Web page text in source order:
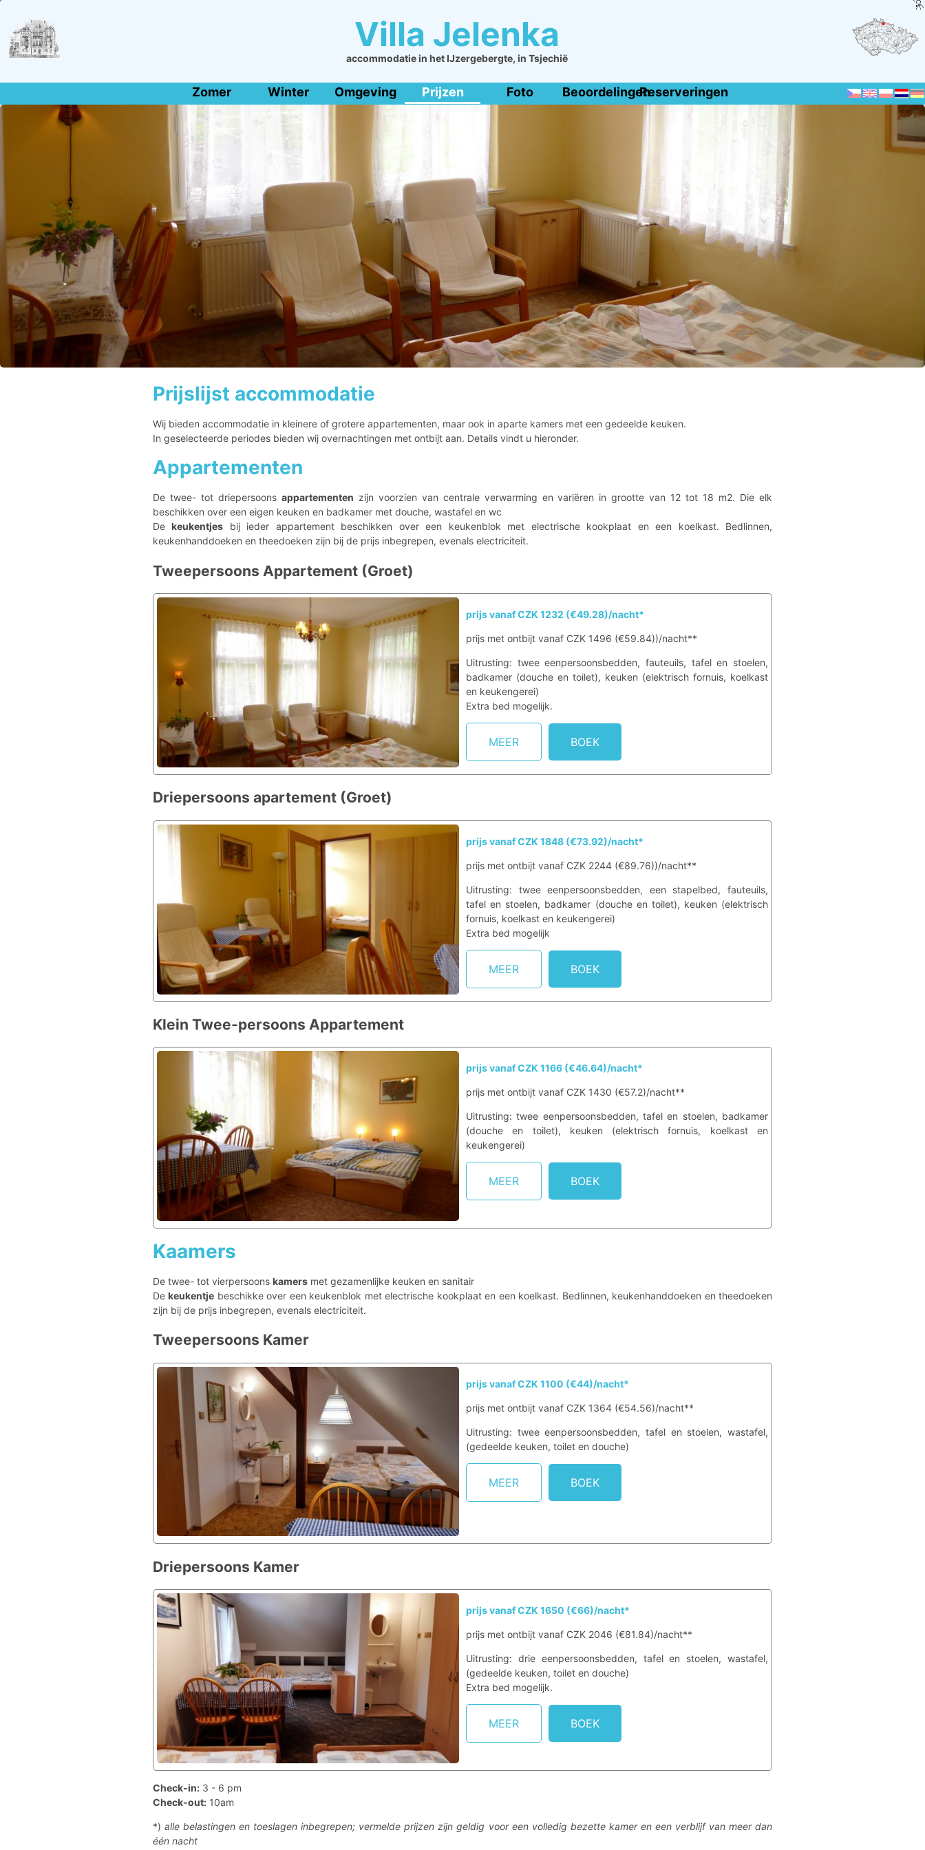
Villa Jelenka
accommodatie in het IJzergebergte, in Tsjechië
Zomer Winter Omgeving Prijzen Foto BeoordelingenReserveringen
Prijslijst accommodatie
Wij bieden accommodatie in kleinere of grotere appartementen, maar ook in aparte kamers met een gedeelde keuken.
In geselecteerde periodes bieden wij overnachtingen met ontbijt aan. Details vindt u hieronder.
Appartementen
De twee- tot driepersoons appartementen zijn voorzien van centrale verwarming en variëren in grootte van 12 tot 18 m2. Die elk
beschikken over een eigen keuken en badkamer met douche, wastafel en wc
Dekeukentjes bij ieder appartement beschikken over een keukenblok met electrische kookplaat en een koelkast. Bedlinnen,
keukenhanddoeken en theedoeken zijn bij de prijs inbegrepen, evenals electriciteit.
Tweepersoons Appartement (Groet)
prijs vanaf CZK 1232 (€49.28)/nacht*
prijs met ontbijt vanaf CZK 1496 (€59.84))/nacht**
Uitrusting: twee eenpersoonsbedden, fauteuils, tafel en stoelen,
badkamer (douche en toilet), keuken (elektrisch fornuis, koelkast
en keukengerei)
Extra bed mogelijk.
MEER BOEK
Driepersoons apartement (Groet)
prijs vanaf CZK 1848 (€73.92)/nacht*
prijs met ontbijt vanaf CZK 2244 (€89.76))/nacht**
Uitrusting: twee eenpersoonsbedden, een stapelbed, fauteuils,
tafel en stoelen, badkamer (douche en toilet), keuken (elektrisch
fornuis, koelkast en keukengerei)
Extra bed mogelijk
MEER BOEK
Klein Twee-persoons Appartement
prijs vanaf CZK 1166 (€46.64)/nacht*
prijs met ontbijt vanaf CZK 1430 (€57.2)/nacht**
Uitrusting: twee eenpersoonsbedden, tafel en stoelen, badkamer
(douche en toilet), keuken (elektrisch fornuis, koelkast en
keukengerei)
MEER BOEK
Kaamers
De twee- tot vierpersoons kamers met gezamenlijke keuken en sanitair
Dekeukentje beschikke over een keukenblok met electrische kookplaat en een koelkast. Bedlinnen, keukenhanddoeken en theedoeken
zijn bij de prijs inbegrepen, evenals electriciteit.
Tweepersoons Kamer
prijs vanaf CZK 1100 (€44)/nacht*
prijs met ontbijt vanaf CZK 1364 (€54.56)/nacht**
Uitrusting: twee eenpersoonsbedden, tafel en stoelen, wastafel,
(gedeelde keuken, toilet en douche)
MEER BOEK
Driepersoons Kamer
prijs vanaf CZK 1650 (€66)/nacht*
prijs met ontbijt vanaf CZK 2046 (€81.84)/nacht**
Uitrusting: drie eenpersoonsbedden, tafel en stoelen, wastafel,
(gedeelde keuken, toilet en douche)
Extra bed mogelijk.
MEER BOEK
Check-in: 3 - 6 pm
Check-out: 10am
*)alle belastingen en toeslagen inbegrepen; vermelde prijzen zijn geldig voor een volledig bezette kamer en een verblijf van meer dan
één nacht